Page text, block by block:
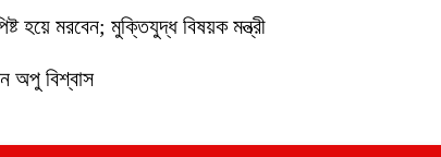
হয়ে মরবেন; মুক্তিযুদ্ধ বিষয়ক মন্ত্রী
অপু বিশ্বাস